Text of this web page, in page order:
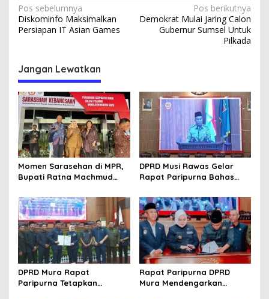
N
a
i
g
a
s
i
p
o
s
Pos sebelumnya
Diskominfo Maksimalkan
Persiapan IT Asian Games
Pos berikutnya
Demokrat Mulai Jaring Calon
Gubernur Sumsel Untuk
Pilkada
Jangan Lewatkan
Momen Sarasehan di MPR,
Bupati Ratna Machmud
Konkret Atasi Masalah
Geopolitik Global
DPRD Musi Rawas Gelar
Rapat Paripurna Bahas
2025
DPRD Mura Rapat
Paripurna Tetapkan
Rapat Paripurna DPRD
Mura Mendengarkan